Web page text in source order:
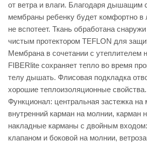
от ветра и влаги. Благодаря дышащим
мембраны ребенку будет комфортно в
не вспотеет. Ткань обработана
чистым протектором TEFLON для
Мембрана в сочетании с утеплителем
FIBERlite сохраняет тепло во время
телу дышать. Флисовая подкладка
хорошие теплоизоляционные свойства.
Функционал: центральная застежка на
внутренний карман на молнии, карман
накладные карманы с двойным
клапаном и боковой на молнии,